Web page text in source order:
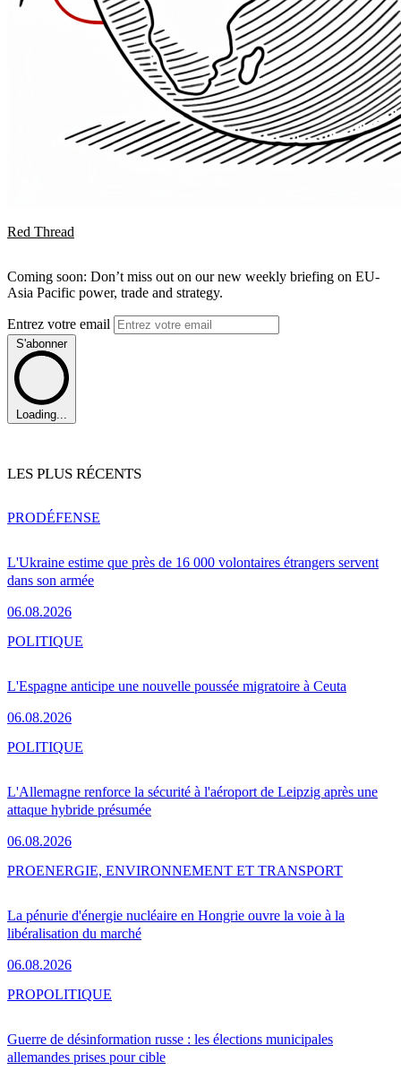
Red Thread
Coming soon: Don’t miss out on our new weekly briefing on EU-
Asia Pacific power, trade and strategy.
Entrez votre email
S'abonner
Loading...
LES PLUS RÉCENTS
L'Ukraine estime que près de 16 000 volontaires étrangers servent
dans son armée
06.08.2026
PRODÉFENSE
L'Espagne anticipe une nouvelle poussée migratoire à Ceuta
06.08.2026
POLITIQUE
L'Allemagne renforce la sécurité à l'aéroport de Leipzig après une
attaque hybride présumée
06.08.2026
POLITIQUE
La pénurie d'énergie nucléaire en Hongrie ouvre la voie à la
libéralisation du marché
06.08.2026
PROENERGIE, ENVIRONNEMENT ET TRANSPORT
Guerre de désinformation russe : les élections municipales
allemandes prises pour cible
PROPOLITIQUE